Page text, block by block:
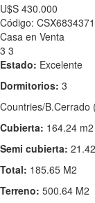
U$S 430.000
Código: CSX6834371
Casa en Venta
3 3
Estado: Excelente
Dormitorios: 3
Countries/B.Cerrado
Cubierta: 164.24 m2
Semi cubierta:
Total: 185.65 M2
Terreno: 500.64 M2